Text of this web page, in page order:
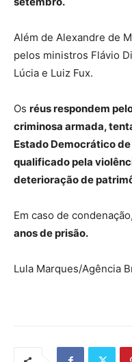
Além de Alexandre de
pelos ministros Flávio
Lúcia e Luiz Fux.
Os réus respondem
criminosa armada,
Estado Democrático
qualificado pela
deterioração de
Em caso de
anos de prisão.
Lula Marques/Agência